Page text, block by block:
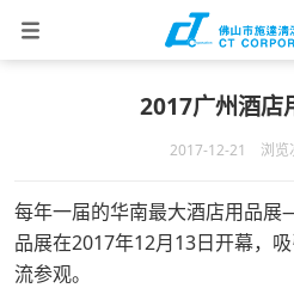
2017广州酒店
2017-12-21 浏览
每年一届的华南最大酒店用品
品展在2017年12月13日开幕，
流参观。